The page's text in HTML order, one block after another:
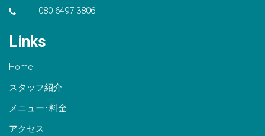
080-6497-3806
Links
Home
スタッフ紹介
メニュー･料金
アクセス